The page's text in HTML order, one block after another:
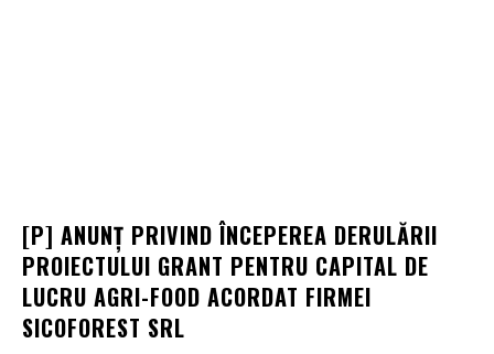
[P] ANUNȚ PRIVIND ÎNCEPEREA DERULĂRII
PROIECTULUI GRANT PENTRU CAPITAL DE
LUCRU AGRI-FOOD ACORDAT FIRMEI
SICOFOREST SRL